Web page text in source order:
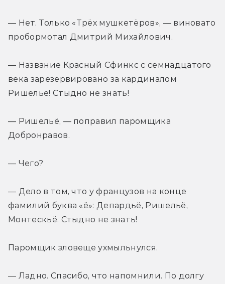
— Нет. Только «Трёх мушкетёров», — виновато
пробормотал Дмитрий Михайлович.
— Название Красный Сфинкс с семнадцатого
века зарезервировано за кардиналом
Ришелье! Стыдно не знать!
— Ришельё, — поправил паромщика
Добронравов.
— Чего?
— Дело в том, что у французов на конце
фамилий буква «ё»: Депардьё, Ришельё,
Монтескьё. Стыдно не знать!
Паромщик зловеще ухмыльнулся.
— Ладно. Спасибо, что напомнили. По долгу